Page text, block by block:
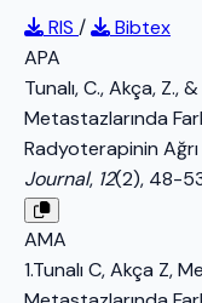
RIS /
Bibtex
APA
Tunalı, C., Akça, Z.,
Metastazlarında
Radyoterapinin
Journal, 12(2), 48-
AMA
1.Tunalı C, Akça Z,